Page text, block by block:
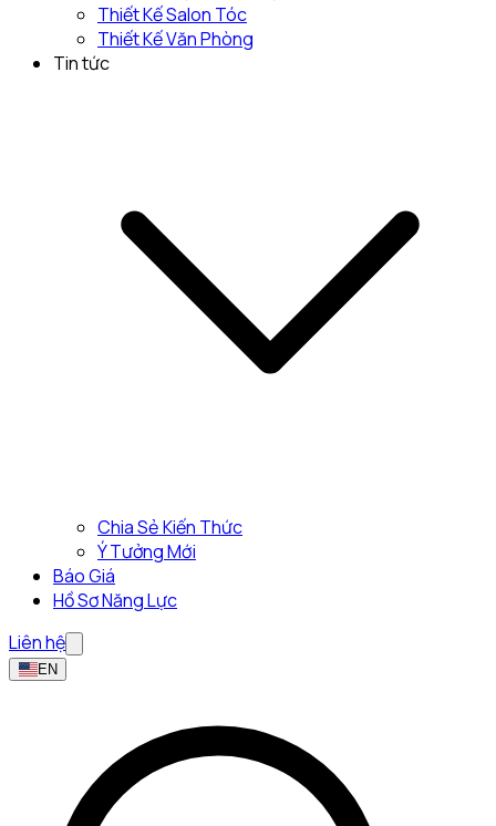
Thiết Kế Salon Tóc
Thiết Kế Văn Phòng
Tin tức
Chia Sẻ Kiến Thức
Ý Tưởng Mới
Báo Giá
Hồ Sơ Năng Lực
Liên hệ
EN